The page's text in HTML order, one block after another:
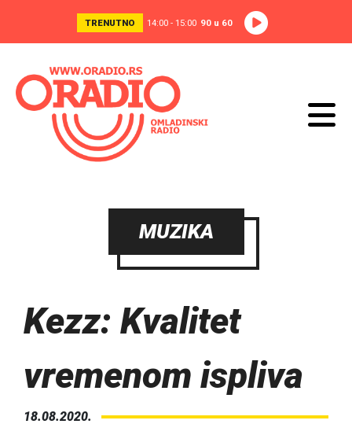
TRENUTNO 14:00 - 15:00 90 u 60
MUZIKA
Kezz: Kvalitet
vremenom ispliva
18.08.2020.